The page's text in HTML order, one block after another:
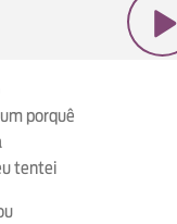
porquê
tentei